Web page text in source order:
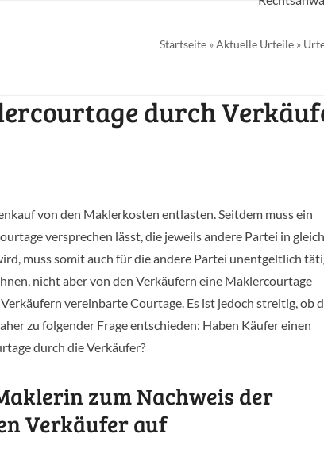
Startseite »Aktuelle Urteile »
durch
von den Maklerkosten entlasten. Seitdem muss ein
versprechen lässt, die jeweils andere Partei in
muss somit auch für die andere Partei unentgeltlich
nicht aber von den Verkäufern eine Maklercourtage
vereinbarte Courtage. Es ist jedoch streitig, ob
zu folgender Frage entschieden: Haben Käufer einen
durch die Verkäufer?
zum Nachweis der
Verkäufer auf